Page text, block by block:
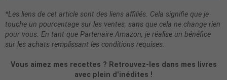
*Les liens de cet article sont des liens affiliés. Cela signifie que je
touche un pourcentage sur les ventes, sans que cela ne change rien
pour vous. En tant que Partenaire Amazon, je réalise un bénéfice
sur les achats remplissant les conditions requises.
Vous aimez mes recettes ? Retrouvez-les dans mes livres
avec plein d'inédites !